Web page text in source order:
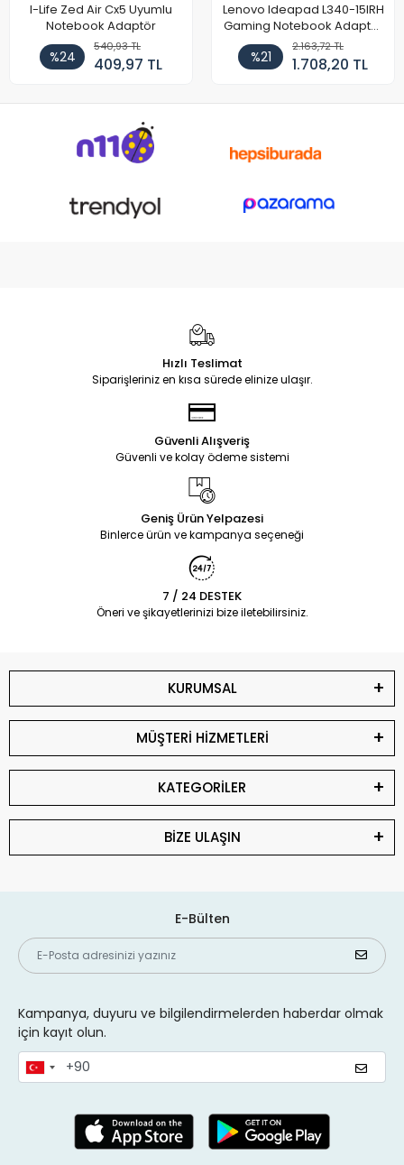
I-Life Zed Air Cx5 Uyumlu
Notebook Adaptör
%24
540,93 TL
409,97 TL
Lenovo Ideapad L340-15IRH
Gaming Notebook Adaptör
Cihazı Şarj Aleti (150W)
%21
2.163,72 TL
1.708,20 TL
Hızlı Teslimat
Siparişleriniz en kısa sürede elinize ulaşır.
Güvenli Alışveriş
Güvenli ve kolay ödeme sistemi
Geniş Ürün Yelpazesi
Binlerce ürün ve kampanya seçeneği
7 / 24 DESTEK
Öneri ve şikayetlerinizi bize iletebilirsiniz.
KURUMSAL
MÜŞTERİ HİZMETLERİ
KATEGORİLER
BİZE ULAŞIN
E-Bülten
Kampanya, duyuru ve bilgilendirmelerden haberdar olmak
için kayıt olun.